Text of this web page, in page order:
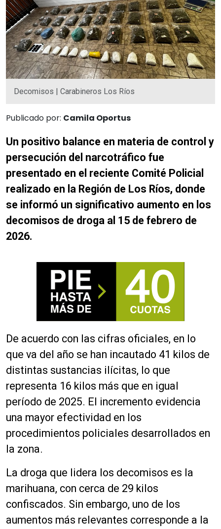
Decomisos | Carabineros Los Ríos
Publicado por: Camila Oportus
Un positivo balance en materia de control y
persecución del narcotráfico fue
presentado en el reciente Comité Policial
realizado en la Región de Los Ríos, donde
se informó un significativo aumento en los
decomisos de droga al 15 de febrero de
2026.
De acuerdo con las cifras oficiales, en lo
que va del año se han incautado 41 kilos de
distintas sustancias ilícitas, lo que
representa 16 kilos más que en igual
período de 2025. El incremento evidencia
una mayor efectividad en los
procedimientos policiales desarrollados en
la zona.
La droga que lidera los decomisos es la
marihuana, con cerca de 29 kilos
confiscados. Sin embargo, uno de los
aumentos más relevantes corresponde a la